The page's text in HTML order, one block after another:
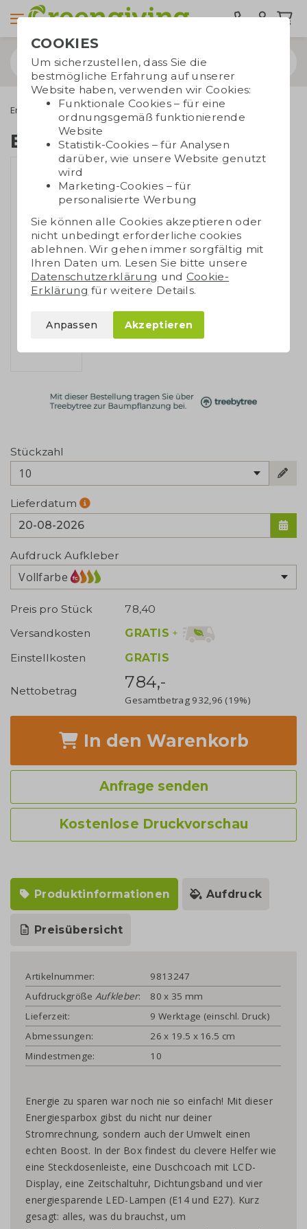
Energiesparprodukte Energiesparbox Energiesparbox Mix
Energiesparbox Mix
Stückzahl
10
Lieferdatum
Aufdruck Aufkleber
Vollfarbe
Preis pro Stück
78,40
Versandkosten
GRATIS +
Einstellkosten
GRATIS
Nettobetrag 784,-
Gesamtbetrag 932,96 (19%)
In den Warenkorb
Anfrage senden
Kostenlose Druckvorschau
Produktinformationen Aufdruck
Preisübersicht
Artikelnummer:
9813247
Aufdruckgröße Aufkleber:
80 x 35 mm
Lieferzeit:
9 Werktage (einschl. Druck)
Abmessungen:
26 x 19.5 x 16.5 cm
Mindestmenge:
10
Energie zu sparen war noch nie so einfach! Mit dieser
Energiesparbox gibst du nicht nur deiner
Stromrechnung, sondern auch der Umwelt einen
echten Boost. In der Box findest du clevere Helfer wie
eine Steckdosenleiste, eine Duschcoach mit LCD-
Display, eine Zeitschaltuhr, Dichtungsband und vier
energiesparende LED-Lampen (E14 und E27). Kurz
gesagt: alles, was du brauchst, um
COOKIES
Um sicherzustellen, dass Sie die
bestmögliche Erfahrung auf unserer
Website haben, verwenden wir Cookies:
Funktionale Cookies – für eine
ordnungsgemäß funktionierende
Website
Statistik-Cookies – für Analysen
darüber, wie unsere Website genutzt
wird
Marketing-Cookies – für
personalisierte Werbung
Sie können alle Cookies akzeptieren oder
nicht unbedingt erforderliche cookies
ablehnen. Wir gehen immer sorgfältig mit
Ihren Daten um. Lesen Sie bitte unsere
Datenschutzerklärung und Cookie-
Erklärung für weitere Details.
Anpassen Akzeptieren